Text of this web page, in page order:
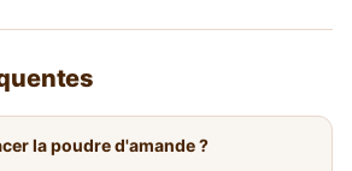
la poudre d'amande ?